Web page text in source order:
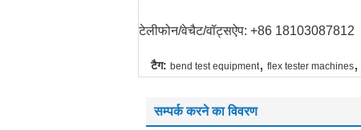
टेलीफोन/वेचैट/वॉट्सऐप: +86 18103087812
टैग: bend test equipment, flex tester machines,
सम्पर्क करने का विवरण